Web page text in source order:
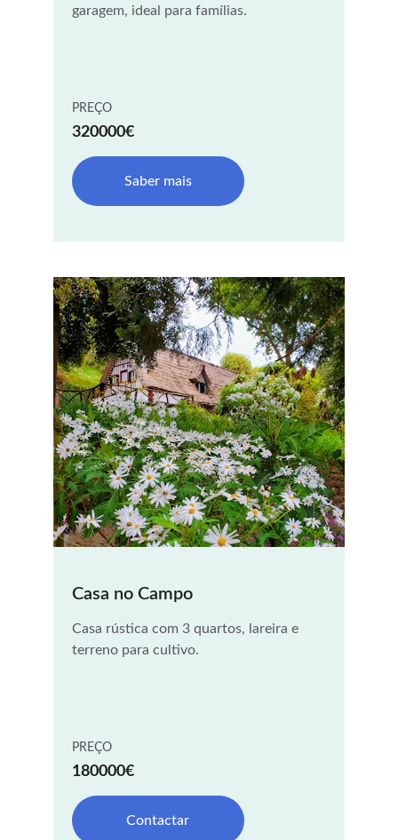
garagem, ideal para famílias.
PREÇO
320000€
Saber mais
Casa no Campo
Casa rústica com 3 quartos, lareira e
terreno para cultivo.
PREÇO
180000€
Contactar